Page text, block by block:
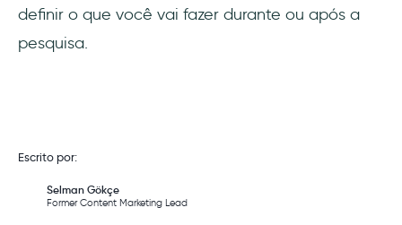
definir o que você vai fazer durante ou após a
pesquisa.
Escrito por:
Selman Gökçe
Former Content Marketing Lead